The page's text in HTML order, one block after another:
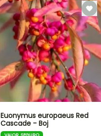
Euonymus europaeus Red
Cascade - Boj